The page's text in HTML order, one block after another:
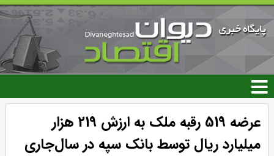
رفتن
محتوای
اصلی
عرضه 519 رقبه ملک به ارزش 219 هزار
میلیارد ریال توسط بانک سپه در سال‌جاری